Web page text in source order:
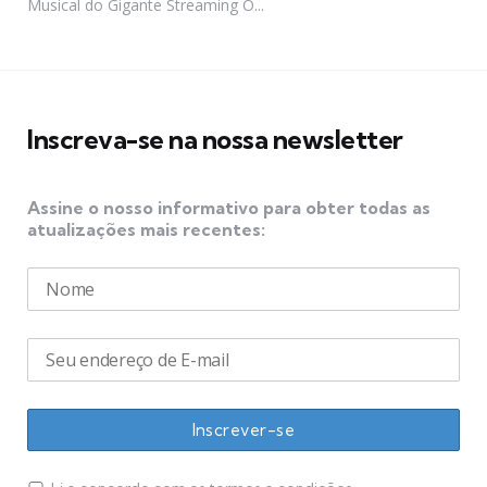
Musical do Gigante Streaming O...
Inscreva-se na nossa newsletter
Assine o nosso informativo para obter todas as
atualizações mais recentes: